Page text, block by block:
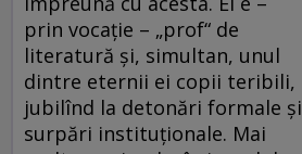
prin vocaţie – „prof“ de
literatură şi, simultan, unul
dintre eternii ei copii teribili,
jubilînd la detonări formale şi
surpări instituţionale. Mai